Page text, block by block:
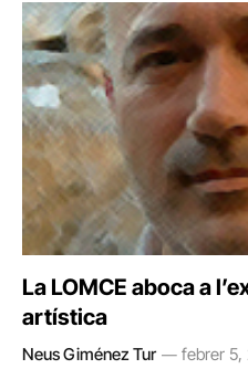
La LOMCE aboca a
artística
Neus Giménez Tur febrer 5,